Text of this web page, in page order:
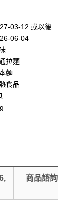
03-12 或以後
06-04
拉麵
麵
食品
6,
商品諮詢